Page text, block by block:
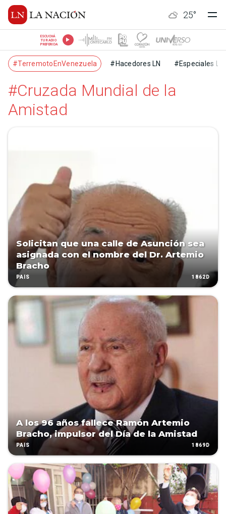
25°
ESCUCHÁ
TU RADIO
PREFERIDA
#TerremotoEnVenezuela #Hacedores LN #Especiales LN
#Cruzada Mundial de la
Amistad
Solicitan que una calle de Asunción sea
asignada con el nombre del Dr. Artemio
Bracho
PAÍS 1862D
A los 96 años fallece Ramón Artemio
Bracho, impulsor del Día de la Amistad
PAÍS 1869D